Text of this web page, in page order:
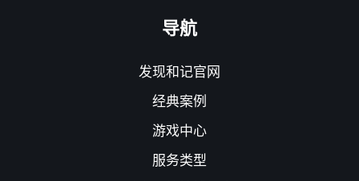
导航
发现和记官网
经典案例
游戏中心
服务类型